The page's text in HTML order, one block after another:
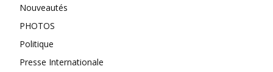
Nouveautés
PHOTOS
Politique
Presse Internationale